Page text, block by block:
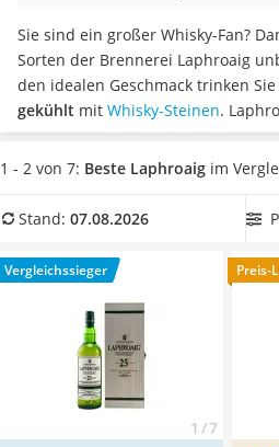
Honig
Gemüsebrühe
Eiskaffee-Pulver
Irischer Whiskey
Grapefruitkernextrakt
Matcha-Set
MCT-Öl
Erythrit
Müsli ohne Zuckerzusatz
Sie sind ein großer Whisky-Fan?
Sorten der Brennerei Laphroaig
den idealen Geschmack trinken Sie
gekühlt mit Whisky-Steinen.
haben gezeigt, dass es Laphroaig
Reifezeiten in Holzfässern gibt. Es
ist die Sorte. Überzeugt hat uns
Eigenschaften.
1 - 2 von 7: Beste Laphroaig im
Stand: 07.08.2026
Vergleichssieger
1 / 7
Preis-